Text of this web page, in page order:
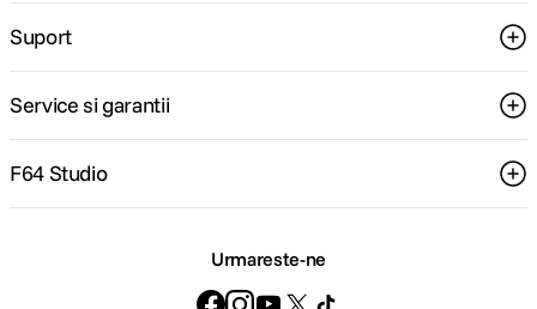
Suport
Service si garantii
F64 Studio
Urmareste-ne